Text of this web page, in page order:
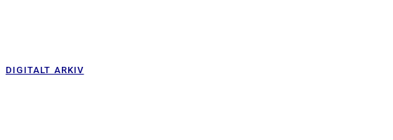
DIGITALT ARKIV